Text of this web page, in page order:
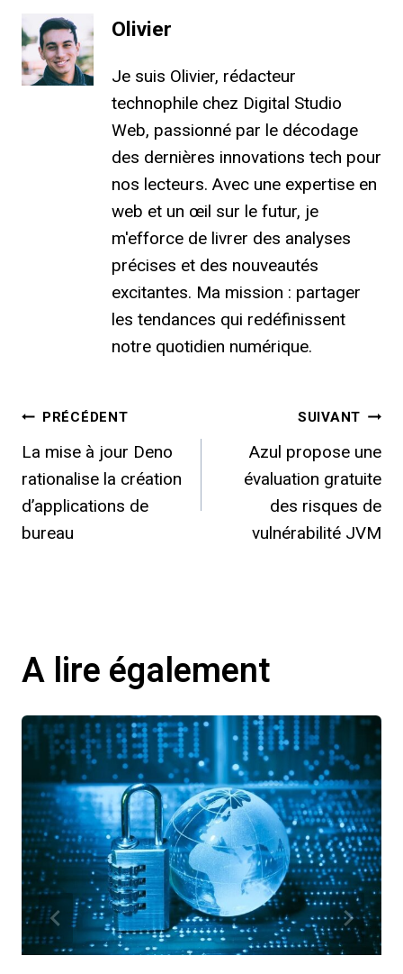
Olivier
Je suis Olivier, rédacteur
technophile chez Digital Studio
Web, passionné par le décodage
des dernières innovations tech pour
nos lecteurs. Avec une expertise en
web et un œil sur le futur, je
m'efforce de livrer des analyses
précises et des nouveautés
excitantes. Ma mission : partager
les tendances qui redéfinissent
notre quotidien numérique.
Navigation
de
l’article
PRÉCÉDENT
La mise à jour Deno
rationalise la création
d’applications de
bureau
SUIVANT
Azul propose une
évaluation gratuite
des risques de
vulnérabilité JVM
A lire également